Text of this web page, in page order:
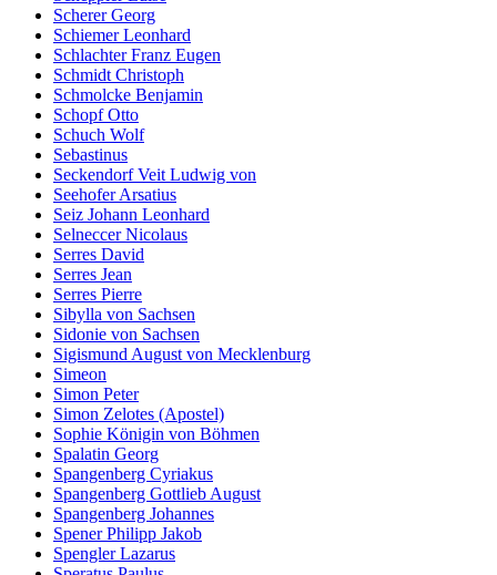
Scherer Georg
Schiemer Leonhard
Schlachter Franz Eugen
Schmidt Christoph
Schmolcke Benjamin
Schopf Otto
Schuch Wolf
Sebastinus
Seckendorf Veit Ludwig von
Seehofer Arsatius
Seiz Johann Leonhard
Selneccer Nicolaus
Serres David
Serres Jean
Serres Pierre
Sibylla von Sachsen
Sidonie von Sachsen
Sigismund August von Mecklenburg
Simeon
Simon Peter
Simon Zelotes (Apostel)
Sophie Königin von Böhmen
Spalatin Georg
Spangenberg Cyriakus
Spangenberg Gottlieb August
Spangenberg Johannes
Spener Philipp Jakob
Spengler Lazarus